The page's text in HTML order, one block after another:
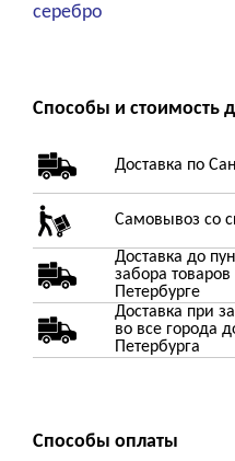
серебро
Способы и стоимость
Доставка по
Самовывоз со
Доставка до
забора
Петербурге
Доставка при
во все города
Петербурга
Способы оплаты